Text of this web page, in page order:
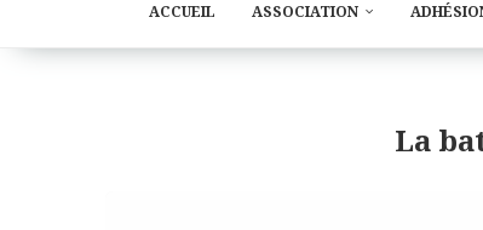
ACCUEIL ASSOCIATION
La